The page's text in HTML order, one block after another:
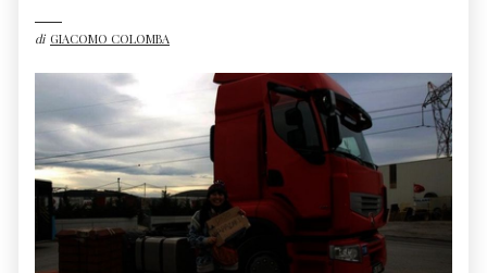
di GIACOMO COLOMBA